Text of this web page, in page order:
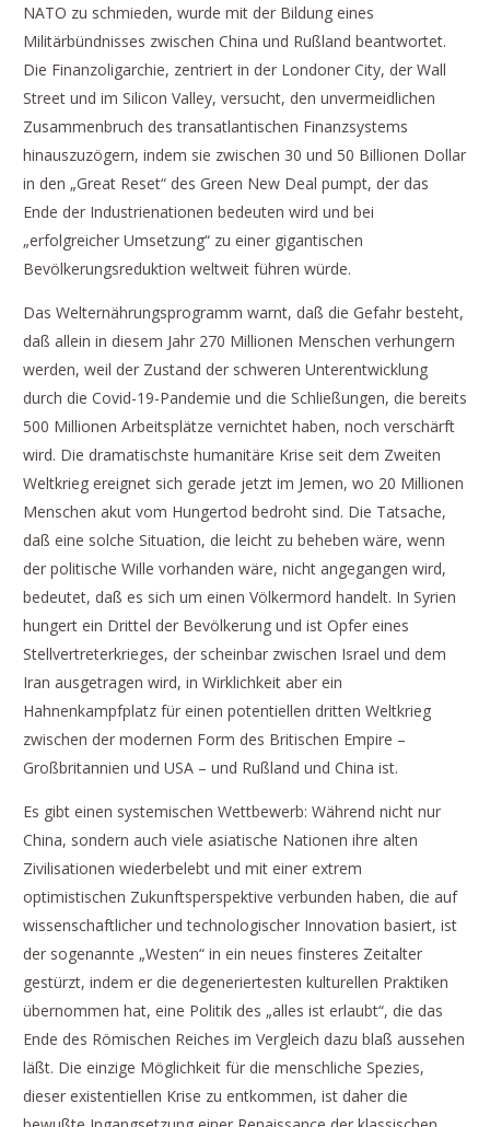
NATO zu schmieden, wurde mit der Bildung eines
Militärbündnisses zwischen China und Rußland beantwortet.
Die Finanzoligarchie, zentriert in der Londoner City, der Wall
Street und im Silicon Valley, versucht, den unvermeidlichen
Zusammenbruch des transatlantischen Finanzsystems
hinauszuzögern, indem sie zwischen 30 und 50 Billionen Dollar
in den „Great Reset“ des Green New Deal pumpt, der das
Ende der Industrienationen bedeuten wird und bei
„erfolgreicher Umsetzung“ zu einer gigantischen
Bevölkerungsreduktion weltweit führen würde.
Das Welternährungsprogramm warnt, daß die Gefahr besteht,
daß allein in diesem Jahr 270 Millionen Menschen verhungern
werden, weil der Zustand der schweren Unterentwicklung
durch die Covid-19-Pandemie und die Schließungen, die bereits
500 Millionen Arbeitsplätze vernichtet haben, noch verschärft
wird. Die dramatischste humanitäre Krise seit dem Zweiten
Weltkrieg ereignet sich gerade jetzt im Jemen, wo 20 Millionen
Menschen akut vom Hungertod bedroht sind. Die Tatsache,
daß eine solche Situation, die leicht zu beheben wäre, wenn
der politische Wille vorhanden wäre, nicht angegangen wird,
bedeutet, daß es sich um einen Völkermord handelt. In Syrien
hungert ein Drittel der Bevölkerung und ist Opfer eines
Stellvertreterkrieges, der scheinbar zwischen Israel und dem
Iran ausgetragen wird, in Wirklichkeit aber ein
Hahnenkampfplatz für einen potentiellen dritten Weltkrieg
zwischen der modernen Form des Britischen Empire –
Großbritannien und USA – und Rußland und China ist.
Es gibt einen systemischen Wettbewerb: Während nicht nur
China, sondern auch viele asiatische Nationen ihre alten
Zivilisationen wiederbelebt und mit einer extrem
optimistischen Zukunftsperspektive verbunden haben, die auf
wissenschaftlicher und technologischer Innovation basiert, ist
der sogenannte „Westen“ in ein neues finsteres Zeitalter
gestürzt, indem er die degeneriertesten kulturellen Praktiken
übernommen hat, eine Politik des „alles ist erlaubt“, die das
Ende des Römischen Reiches im Vergleich dazu blaß aussehen
läßt. Die einzige Möglichkeit für die menschliche Spezies,
dieser existentiellen Krise zu entkommen, ist daher die